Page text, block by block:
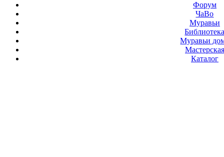
Форум
ЧаВо
Муравьи
Муравьи
Мастерская
Каталог